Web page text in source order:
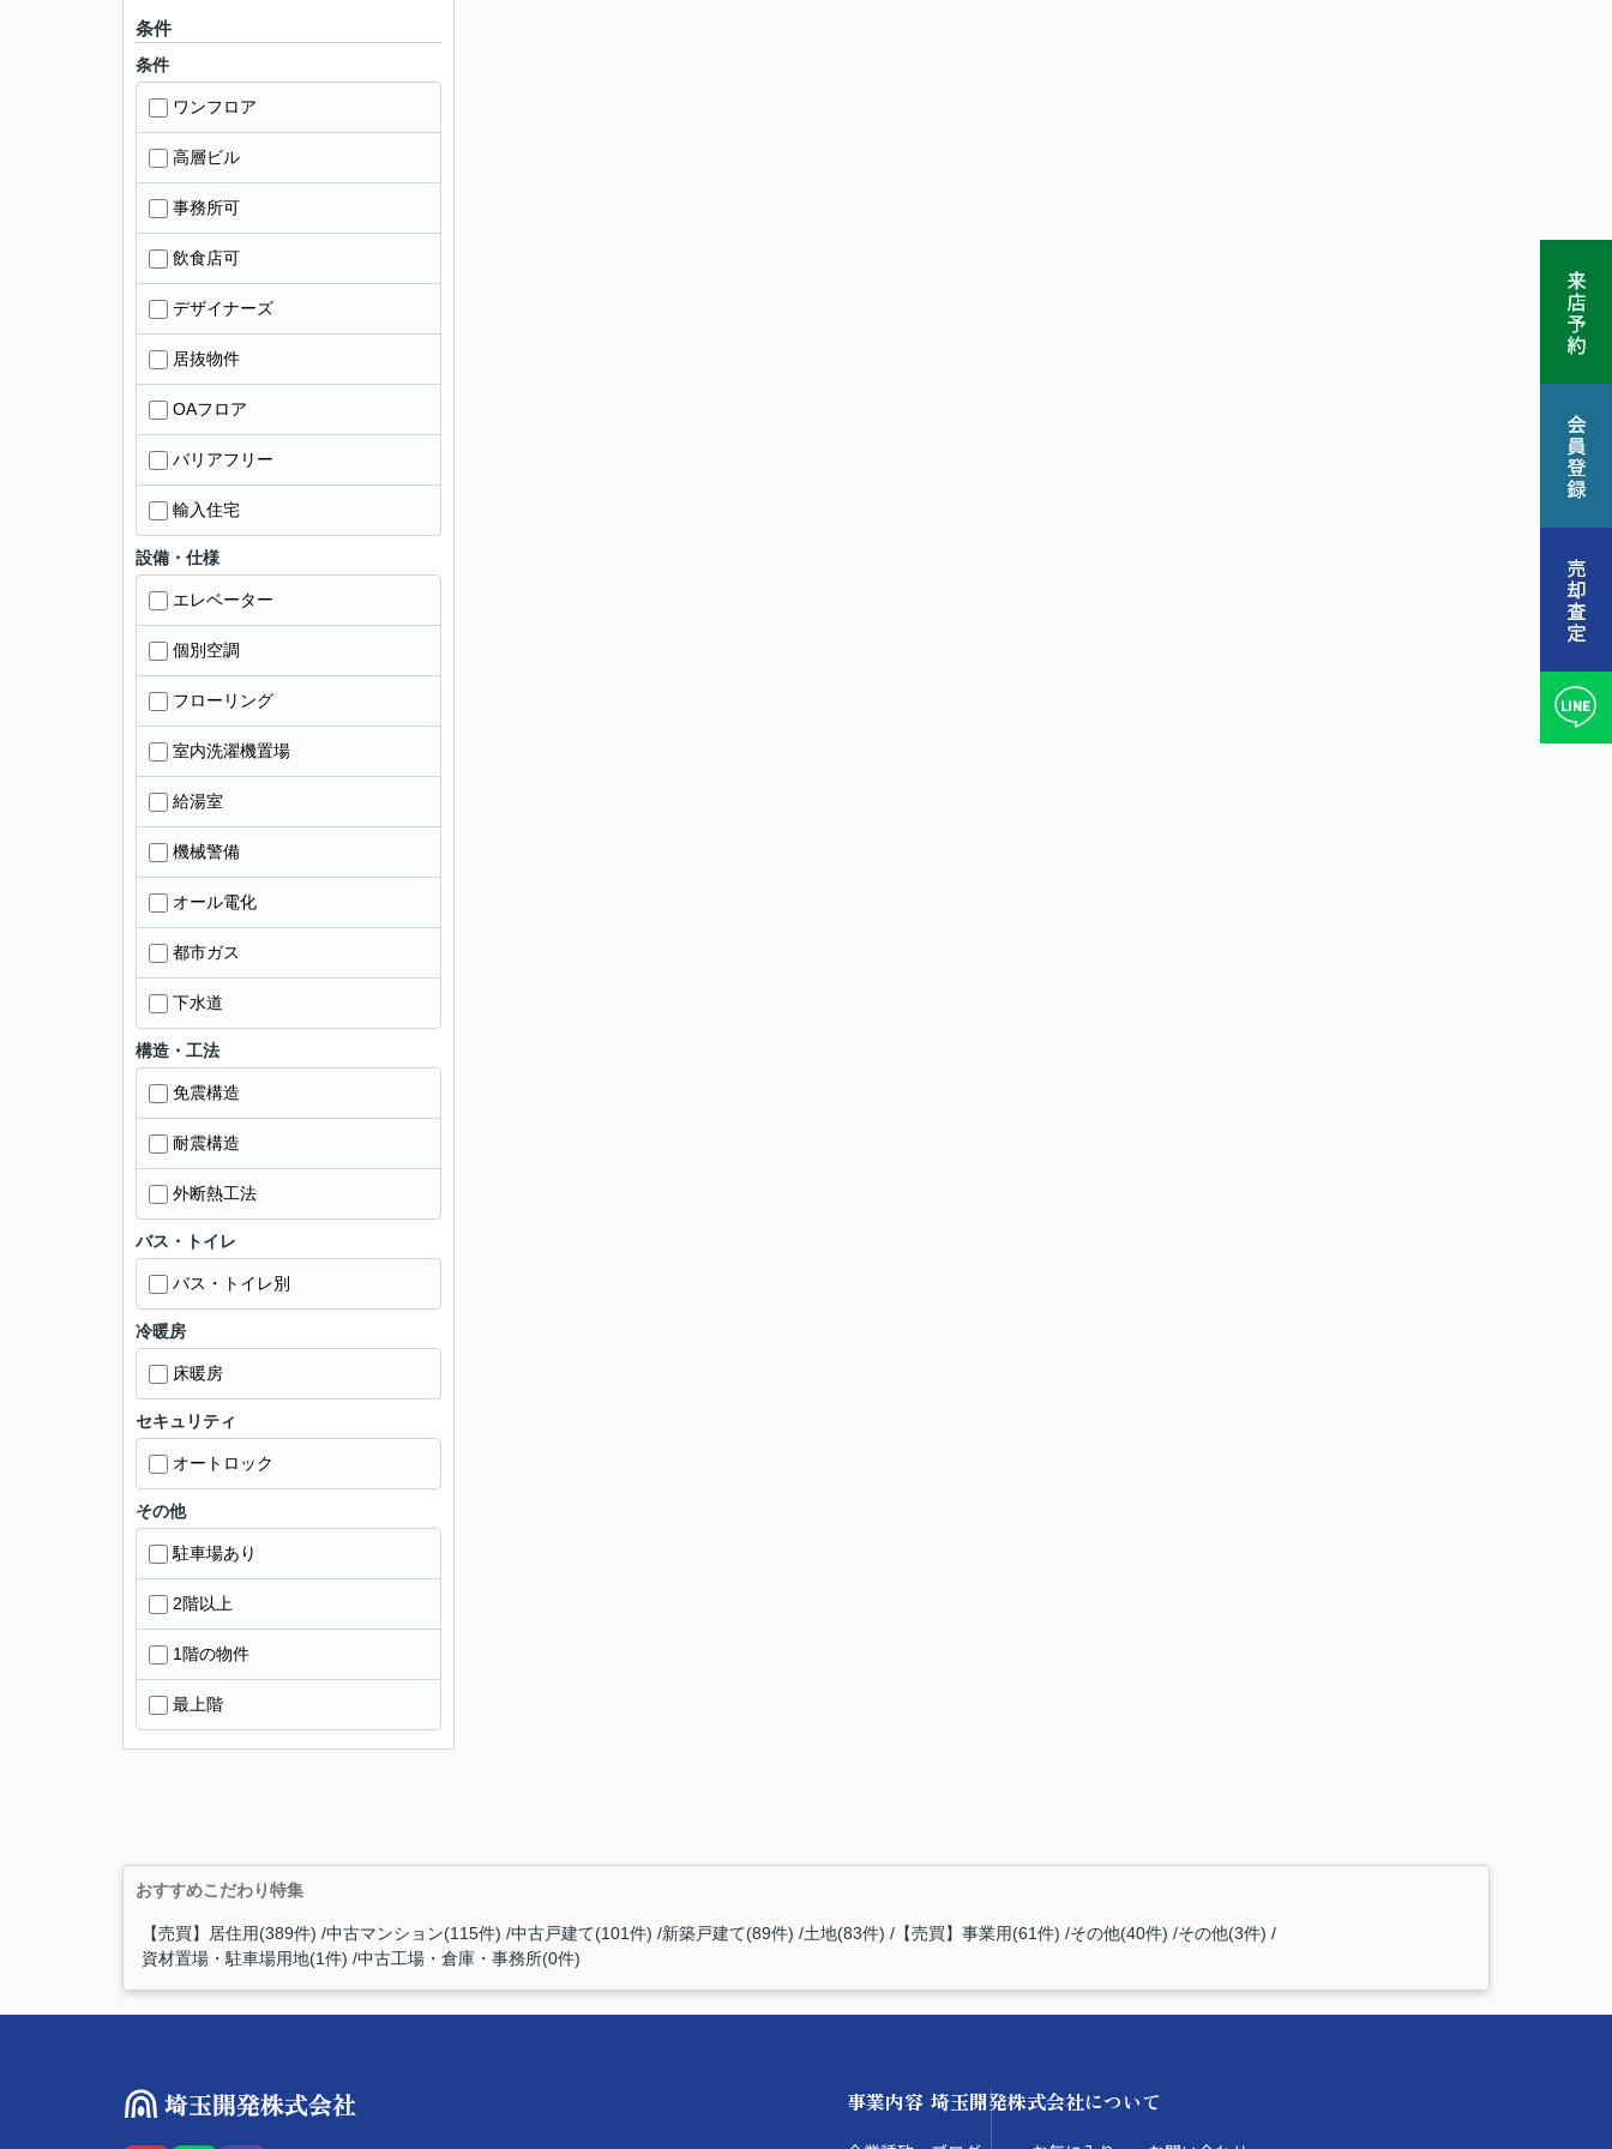
条件
条件
ワンフロア
高層ビル
事務所可
飲食店可
デザイナーズ
居抜物件
OAフロア
バリアフリー
輸入住宅
設備・仕様
エレベーター
個別空調
フローリング
室内洗濯機置場
給湯室
機械警備
オール電化
都市ガス
下水道
構造・工法
免震構造
耐震構造
外断熱工法
バス・トイレ
バス・トイレ別
冷暖房
床暖房
セキュリティ
オートロック
その他
駐車場あり
2階以上
1階の物件
最上階
おすすめこだわり特集
【売買】居住用(389件) 中古マンション(115件) 中古戸建て(101件) 新築戸建て(89件) 土地(83件) 【売買】事業用(61件) その他(40件)
その他(3件)
資材置場・駐車場用地(1件) 中古工場・倉庫・事務所(0件)
事業内容 埼玉開発株式会社について